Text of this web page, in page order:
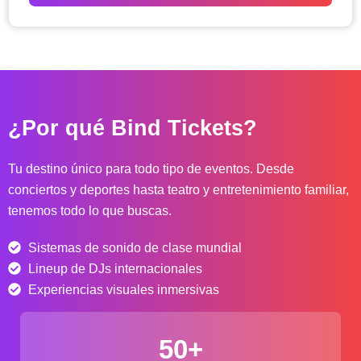
d
p
c
i
s
:
d
d
$
¿Por qué Bind Tickets?
Tu destino único para todo tipo de eventos. Desde
conciertos y deportes hasta teatro y entretenimiento familiar,
tenemos todo lo que buscas.
Sistemas de sonido de clase mundial
Lineup de DJs internacionales
Experiencias visuales inmersivas
50+